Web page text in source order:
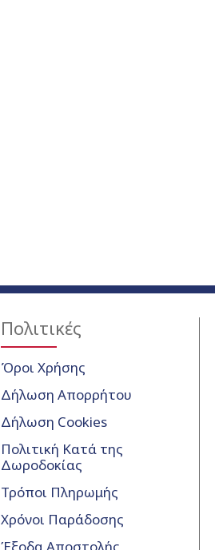
Πολιτικές
Όροι Χρήσης
Δήλωση Απορρήτου
Δήλωση Cookies
Πολιτική Κατά της
Δωροδοκίας
Τρόποι Πληρωμής
Χρόνοι Παράδοσης